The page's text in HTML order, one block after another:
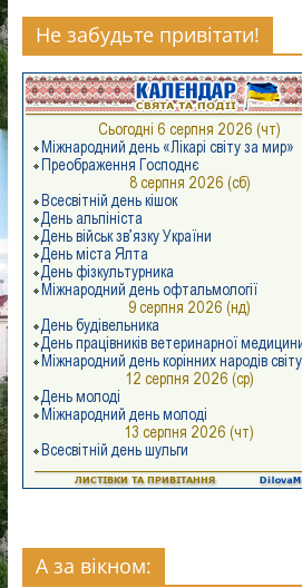
«Новорічна
композиція».
Не забудьте привітати!
А за вікном: